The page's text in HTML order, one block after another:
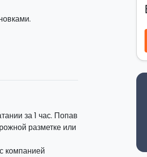
холодных
этом районе.
чтобы сделать
включая канноло,
за 1 час. Попав
разметке или
компанией